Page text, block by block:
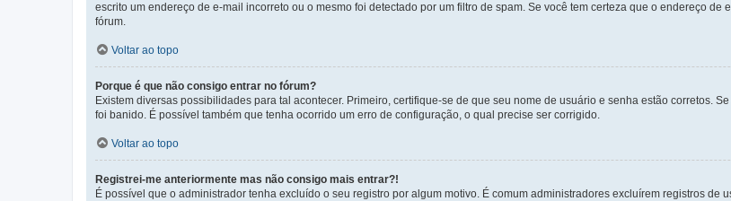
escrito um endereço de e-mail incorreto ou o mesmo foi detectado por um filtro de spam. Se você tem certeza que o endereço
fórum.
Voltar ao topo
Porque é que não consigo entrar no fórum?
Existem diversas possibilidades para tal acontecer. Primeiro, certifique-se de que seu nome de usuário e senha estão corretos.
foi banido. É possível também que tenha ocorrido um erro de configuração, o qual precise ser corrigido.
Voltar ao topo
Registrei-me anteriormente mas não consigo mais entrar?!
É possível que o administrador tenha excluído o seu registro por algum motivo. É comum administradores excluírem registros